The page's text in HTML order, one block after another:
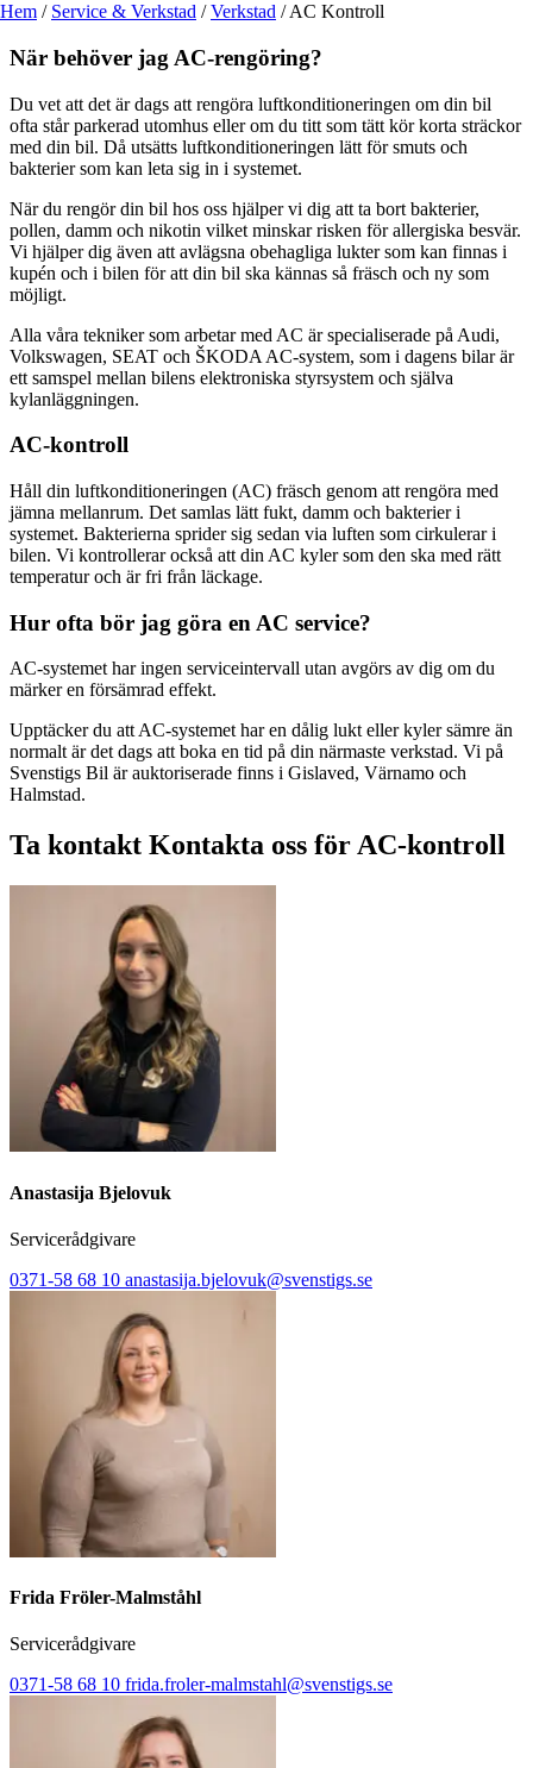
Hem / Service & Verkstad /Verkstad /AC Kontroll
När behöver jag AC-rengöring?
Du vet att det är dags att rengöra luftkonditioneringen om din bil
ofta står parkerad utomhus eller om du titt som tätt kör korta sträckor
med din bil. Då utsätts luftkonditioneringen lätt för smuts och
bakterier som kan leta sig in i systemet.
När du rengör din bil hos oss hjälper vi dig att ta bort bakterier,
pollen, damm och nikotin vilket minskar risken för allergiska besvär.
Vi hjälper dig även att avlägsna obehagliga lukter som kan finnas i
kupén och i bilen för att din bil ska kännas så fräsch och ny som
möjligt.
Alla våra tekniker som arbetar med AC är specialiserade på Audi,
Volkswagen, SEAT och ŠKODA AC-system, som i dagens bilar är
ett samspel mellan bilens elektroniska styrsystem och själva
kylanläggningen.
AC-kontroll
Håll din luftkonditioneringen (AC) fräsch genom att rengöra med
jämna mellanrum. Det samlas lätt fukt, damm och bakterier i
systemet. Bakterierna sprider sig sedan via luften som cirkulerar i
bilen. Vi kontrollerar också att din AC kyler som den ska med rätt
temperatur och är fri från läckage.
Hur ofta bör jag göra en AC service?
AC-systemet har ingen serviceintervall utan avgörs av dig om du
märker en försämrad effekt.
Upptäcker du att AC-systemet har en dålig lukt eller kyler sämre än
normalt är det dags att boka en tid på din närmaste verkstad. Vi på
Svenstigs Bil är auktoriserade finns i Gislaved, Värnamo och
Halmstad.
Ta kontakt Kontakta oss för AC-kontroll
Anastasija Bjelovuk
Servicerådgivare
0371-58 68 10 anastasija.bjelovuk@svenstigs.se
Frida Fröler-Malmståhl
Servicerådgivare
0371-58 68 10 frida.froler-malmstahl@svenstigs.se